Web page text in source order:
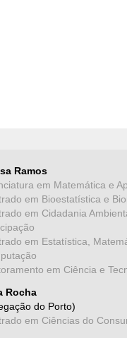
Ramos
em Matemática e
em Bioestatística e
em Cidadania
em Estatística,
em Ciência e
Rocha
do Porto)
em Ciências do